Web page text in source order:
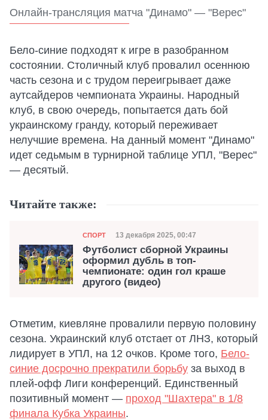
Онлайн-трансляция матча "Динамо" — "Верес"
Бело-синие подходят к игре в разобранном
состоянии. Столичный клуб провалил осеннюю
часть сезона и с трудом переигрывает даже
аутсайдеров чемпионата Украины. Народный
клуб, в свою очередь, попытается дать бой
украинскому гранду, который переживает
нелучшие времена. На данный момент "Динамо"
идет седьмым в турнирной таблице УПЛ, "Верес"
— десятый.
Читайте также:
Категория
СПОРТ Дата публикации
13 декабря 2025, 00:47
Футболист сборной Украины
оформил дубль в топ-
чемпионате: один гол краше
другого (видео)
Отметим, киевляне провалили первую половину
сезона. Украинский клуб отстает от ЛНЗ, который
лидирует в УПЛ, на 12 очков. Кроме того, Бело-
синие досрочно прекратили борьбу за выход в
плей-офф Лиги конференций. Единственный
позитивный момент — проход "Шахтера" в 1/8
финала Кубка Украины.